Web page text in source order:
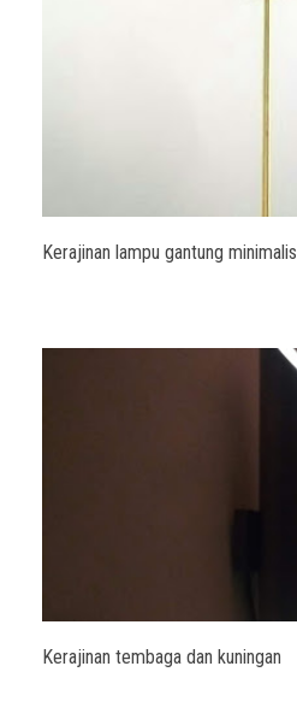
Kerajinan lampu gantung minimalis
Kerajinan tembaga dan kuningan